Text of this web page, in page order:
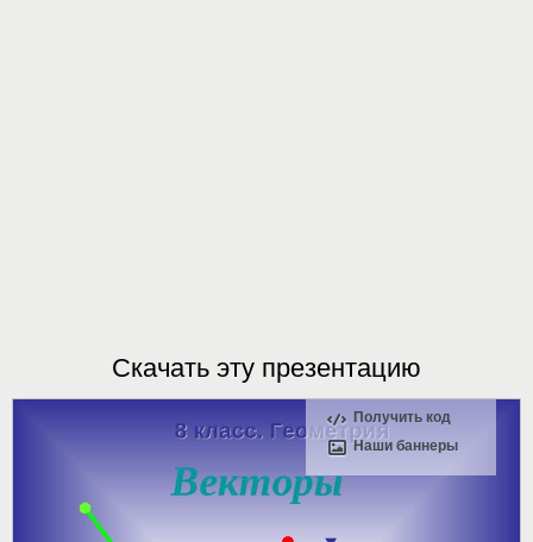
Скачать эту презентацию
Получить код
Наши баннеры